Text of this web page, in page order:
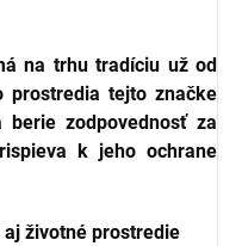
na trhu tradíciu už od
prostredia tejto značke
zodpovednosť za
k jeho ochrane
životné prostredie